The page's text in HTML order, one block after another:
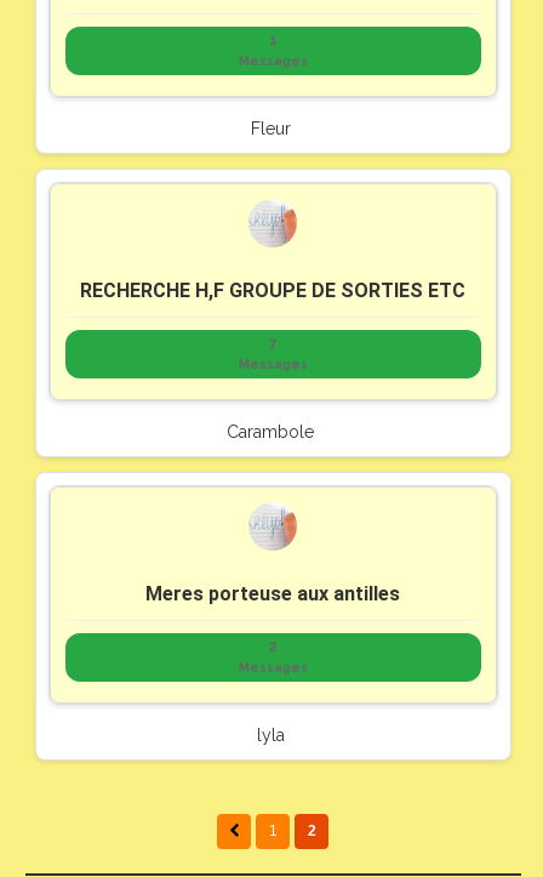
1
Messages
Fleur
RECHERCHE H,F GROUPE DE SORTIES ETC
7
Messages
Carambole
Meres porteuse aux antilles
2
Messages
lyla
1 2